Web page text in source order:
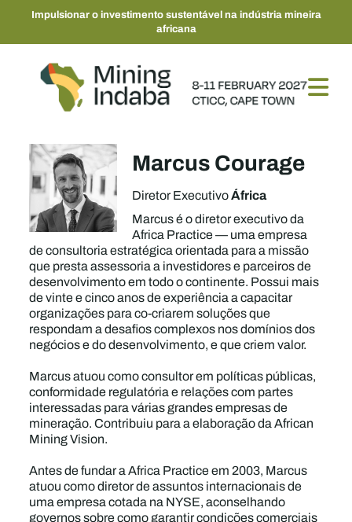
Impulsionar o investimento sustentável na indústria mineira
africana
Marcus Courage
Diretor ExecutivoÁfrica
Marcus é o diretor executivo da
Africa Practice — uma empresa
de consultoria estratégica orientada para a missão
que presta assessoria a investidores e parceiros de
desenvolvimento em todo o continente. Possui mais
de vinte e cinco anos de experiência a capacitar
organizações para co-criarem soluções que
respondam a desafios complexos nos domínios dos
negócios e do desenvolvimento, e que criem valor.
Marcus atuou como consultor em políticas públicas,
conformidade regulatória e relações com partes
interessadas para várias grandes empresas de
mineração. Contribuiu para a elaboração da African
Mining Vision.
Antes de fundar a Africa Practice em 2003, Marcus
atuou como diretor de assuntos internacionais de
uma empresa cotada na NYSE, aconselhando
governos sobre como garantir condições comerciais